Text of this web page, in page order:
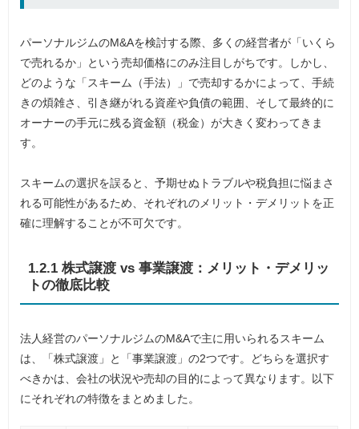
パーソナルジムのM&Aを検討する際、多くの経営者が「いくら
で売れるか」という売却価格にのみ注目しがちです。しかし、
どのような「スキーム（手法）」で売却するかによって、手続
きの煩雑さ、引き継がれる資産や負債の範囲、そして最終的に
オーナーの手元に残る資金額（税金）が大きく変わってきま
す。
スキームの選択を誤ると、予期せぬトラブルや税負担に悩まさ
れる可能性があるため、それぞれのメリット・デメリットを正
確に理解することが不可欠です。
1.2.1 株式譲渡 vs 事業譲渡：メリット・デメリッ
トの徹底比較
法人経営のパーソナルジムのM&Aで主に用いられるスキーム
は、「株式譲渡」と「事業譲渡」の2つです。どちらを選択す
べきかは、会社の状況や売却の目的によって異なります。以下
にそれぞれの特徴をまとめました。